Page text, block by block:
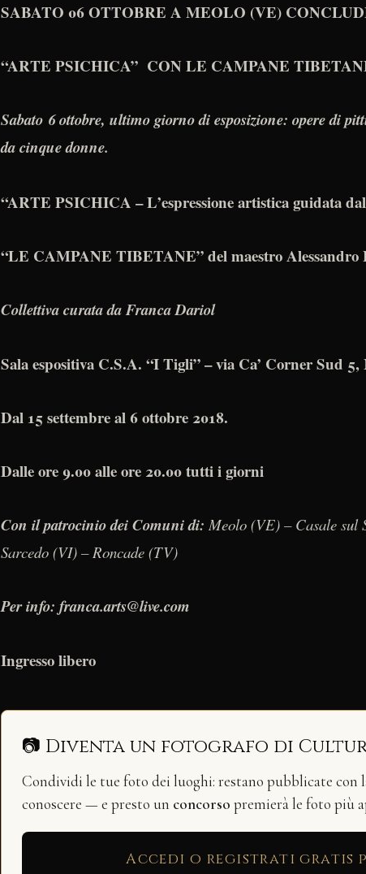
SABATO 06 OTTOBRE A MEOLO (VE)
“ARTE PSICHICA” CON LE CAMPANE
Sabato 6 ottobre, ultimo giorno di esposizione: opere di
da cinque donne.
“ARTE PSICHICA – L’espressione artistica guidata
“LE CAMPANE TIBETANE” del maestro Alessandro
Collettiva curata da Franca Dariol
Sala espositiva C.S.A. “I Tigli”– via Ca’ Corner Sud
Dal 15 settembre al 6 ottobre 2018.
Dalle ore 9.00 alle ore 20.00 tutti i giorni
Con il patrocinio dei Comuni di: Meolo (VE) – Casale
Sarcedo (VI) – Roncade (TV)
Per info: franca.arts@live.com
Ingresso libero
📷 Diventa un fotografo di
Condividi le tue foto dei luoghi: restano pubblicate con
conoscere — e presto un concorso premierà le foto più
Accedi o registrati gratis